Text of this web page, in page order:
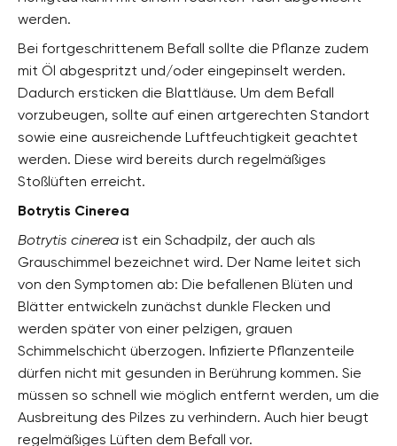
werden.
Bei fortgeschrittenem Befall sollte die Pflanze zudem
mit Öl abgespritzt und/oder eingepinselt werden.
Dadurch ersticken die Blattläuse. Um dem Befall
vorzubeugen, sollte auf einen artgerechten Standort
sowie eine ausreichende Luftfeuchtigkeit geachtet
werden. Diese wird bereits durch regelmäßiges
Stoßlüften erreicht.
Botrytis Cinerea
Botrytis cinerea ist ein Schadpilz, der auch als
Grauschimmel bezeichnet wird. Der Name leitet sich
von den Symptomen ab: Die befallenen Blüten und
Blätter entwickeln zunächst dunkle Flecken und
werden später von einer pelzigen, grauen
Schimmelschicht überzogen. Infizierte Pflanzenteile
dürfen nicht mit gesunden in Berührung kommen. Sie
müssen so schnell wie möglich entfernt werden, um die
Ausbreitung des Pilzes zu verhindern. Auch hier beugt
regelmäßiges Lüften dem Befall vor.